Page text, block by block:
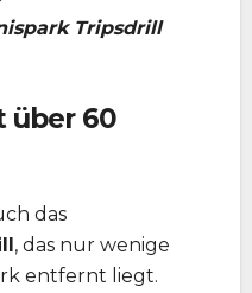
Tripsdrill
über 60
das
, das nur wenige
entfernt liegt.